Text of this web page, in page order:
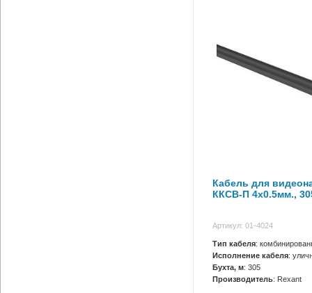
Кабель для
ККСВ-П 4х0.5мм.,
Артикул: 01-4024
Тип кабеля:
Исполнение кабеля:
Бухта, м: 305
Производитель: Rexant